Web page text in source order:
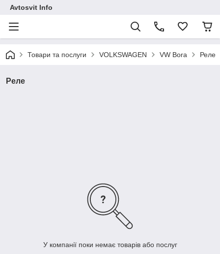
Avtosvit Info
Товари та послуги VOLKSWAGEN VW Bora Реле
Реле
У компанії поки немає товарів або послуг